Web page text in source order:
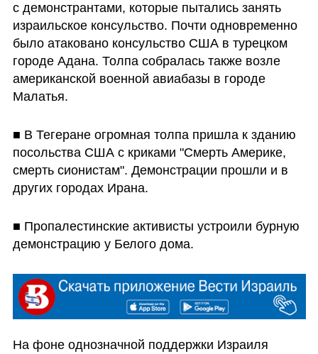
с демонстрантами, которые пытались занять
израильское консульство. Почти одновременно
было атаковано консульство США в турецком
городе Адана. Толпа собралась также возле
американской военной авиабазы в городе
Малатья.
■ В Тегеране огромная толпа пришла к зданию
посольства США с криками "Смерть Америке,
смерть сионистам". Демонстрации прошли и в
других городах Ирана.
■ Пропалестинские активисты устроили бурную
демонстрацию у Белого дома.
На фоне однозначной поддержки Израиля